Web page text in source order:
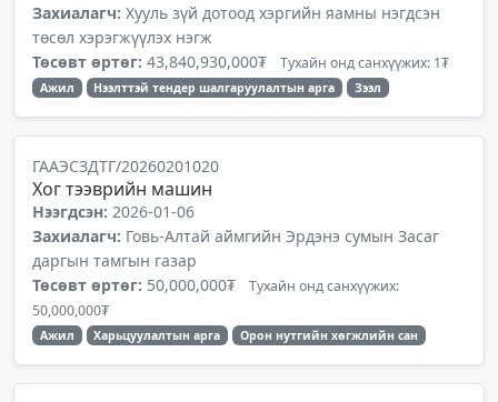
Захиалагч: Хууль зүй дотоод хэргийн яамны нэгдсэн
төсөл хэрэгжүүлэх нэгж
Төсөвт өртөг: 43,840,930,000₮ Тухайн онд санхүүжих: 1₮
Ажил Нээлттэй тендер шалгаруулалтын арга Зээл
ГААЭСЗДТГ/20260201020
Хог тээврийн машин
Нээгдсэн: 2026-01-06
Захиалагч: Говь-Алтай аймгийн Эрдэнэ сумын Засаг
даргын тамгын газар
Төсөвт өртөг: 50,000,000₮ Тухайн онд санхүүжих:
50,000,000₮
Ажил Харьцуулалтын арга Орон нутгийн хөгжлийн сан